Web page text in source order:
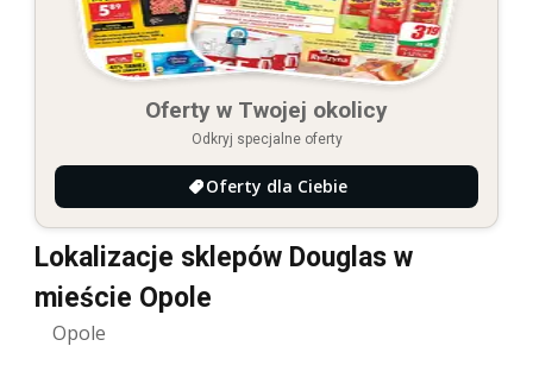
Oferty w Twojej okolicy
Odkryj specjalne oferty
Oferty dla Ciebie
Lokalizacje sklepów Douglas w
mieście Opole
Opole